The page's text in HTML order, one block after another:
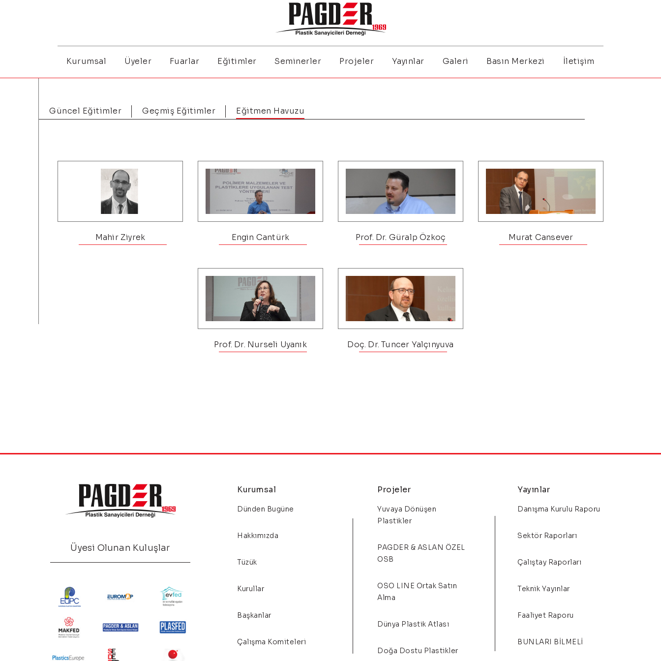
Kurumsal Üyeler Fuarlar Eğitimler Seminerler Projeler Yayınlar Galeri Basın Merkezi İletişim
Güncel Eğitimler Geçmiş Eğitimler Eğitmen Havuzu
Mahir Ziyrek Engin Cantürk Prof. Dr. Güralp Özkoç Murat Cansever
Prof. Dr. Nurseli Uyanık Doç. Dr. Tuncer Yalçınyuva
Üyesi Olunan Kuluşlar
Kurumsal
Dünden Bugüne
Hakkımızda
Tüzük
Kurullar
Başkanlar
Çalışma Komiteleri
Projeler
Yuvaya Dönüşen
Plastikler
PAGDER & ASLAN ÖZEL
OSB
OSO LINE Ortak Satın
Alma
Dünya Plastik Atlası
Doğa Dostu Plastikler
Yayınlar
Danışma Kurulu Raporu
Sektör Raporları
Çalıştay Raporları
Teknik Yayınlar
Faaliyet Raporu
BUNLARI BİLMELİ